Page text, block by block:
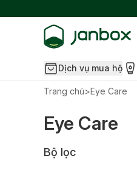
Dịch vụ mua hộ
Trang chủ>Eye Care
Eye Care
Bộ lọc